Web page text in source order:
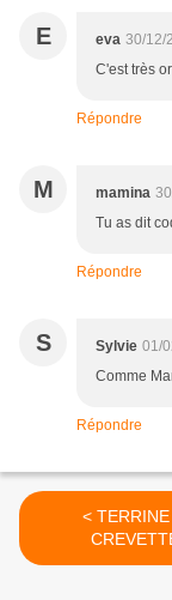
E eva 30/12/
C'est très
Répondre
M mamina
Tu as dit
Répondre
S Sylvie 01/
Comme
Répondre
< TERRINE DE